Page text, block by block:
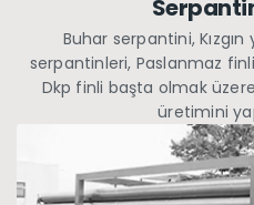
Buhar serpantini,
serpantinleri, Paslanmaz
Dkp finli başta olmak
üretimini